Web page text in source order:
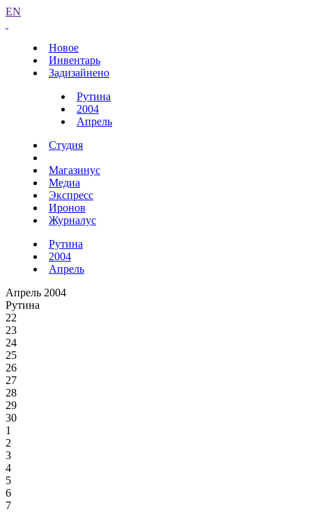
EN
Новое
Инвентарь
Задизайнено
Рутина
2004
Апрель
Студия
Магазинус
Медиа
Экспресс
Иронов
Журналус
Рутина
2004
Апрель
Апрель 2004
Рутина
22
23
24
25
26
27
28
29
30
1
2
3
4
5
6
7